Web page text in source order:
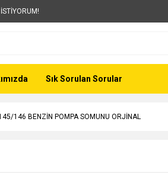
Sık Sorulan Sorular
146 BENZİN POMPA SOMUNU ORJİNAL